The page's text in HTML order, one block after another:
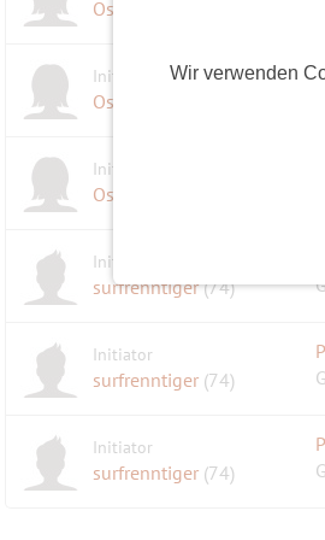
Wir verwenden
Ostwind
Initiatorin
Ostwind
Initiatorin
Ostwind
Initiator
surfrenntiger (74)
Initiator
surfrenntiger (74)
Initiator
surfrenntiger (74)